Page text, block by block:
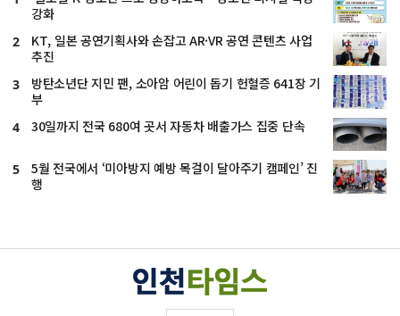
강화
2
KT, 일본 공연기획사와 손잡고 AR·VR 공연 콘텐츠 사업
추진
3
방탄소년단 지민 팬, 소아암 어린이 돕기 헌혈증 641장 기
부
4 30일까지 전국 680여 곳서 자동차 배출가스 집중 단속
5
5월 전국에서 ‘미아방지 예방 목걸이 달아주기 캠페인’ 진
행